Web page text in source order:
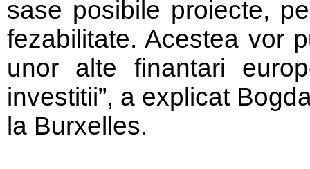
sase posibile proiecte,
fezabilitate. Acestea vor
unor alte finantari
investitii”, a explicat
la Burxelles.